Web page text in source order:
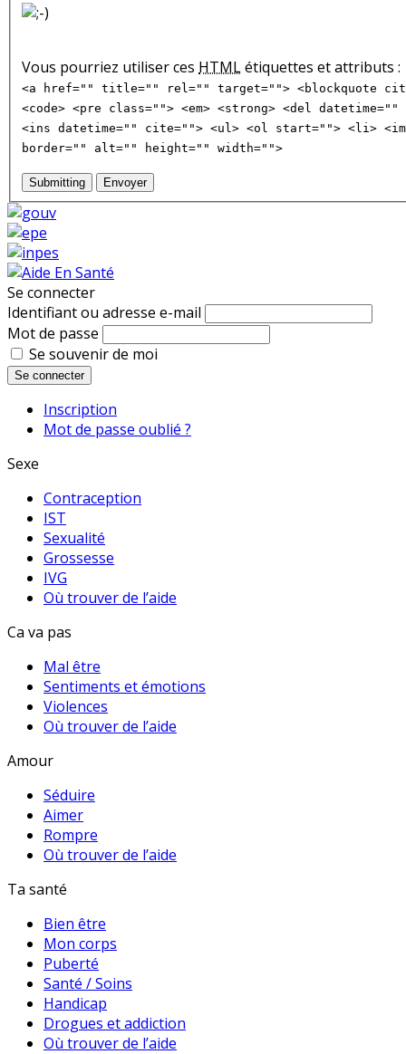
Vous pourriez utiliser ces HTMLétiquettes et attributs :
<a href="" title="" rel="" target=""> <blockquote
<code> <pre class=""> <em> <strong> <del
<ins datetime="" cite=""> <ul> <ol start=""> <li>
border="" alt="" height="" width="">
Submitting Envoyer
Se connecter
Identifiant ou adresse e-mail
Mot de passe
Se souvenir de moi
Se connecter
Inscription
Mot de passe oublié ?
Sexe
Contraception
IST
Sexualité
Grossesse
IVG
Où trouver de l’aide
Ca va pas
Mal être
Sentiments et émotions
Violences
Où trouver de l’aide
Amour
Séduire
Aimer
Rompre
Où trouver de l’aide
Ta santé
Bien être
Mon corps
Puberté
Santé / Soins
Handicap
Drogues et addiction
Où trouver de l’aide